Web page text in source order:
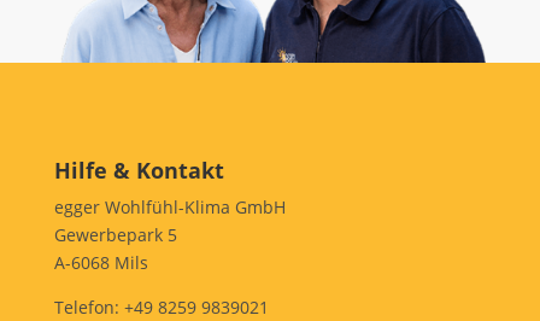
Hilfe & Kontakt
egger Wohlfühl-Klima GmbH
Gewerbepark 5
A-6068 Mils
Telefon: +49 8259 9839021